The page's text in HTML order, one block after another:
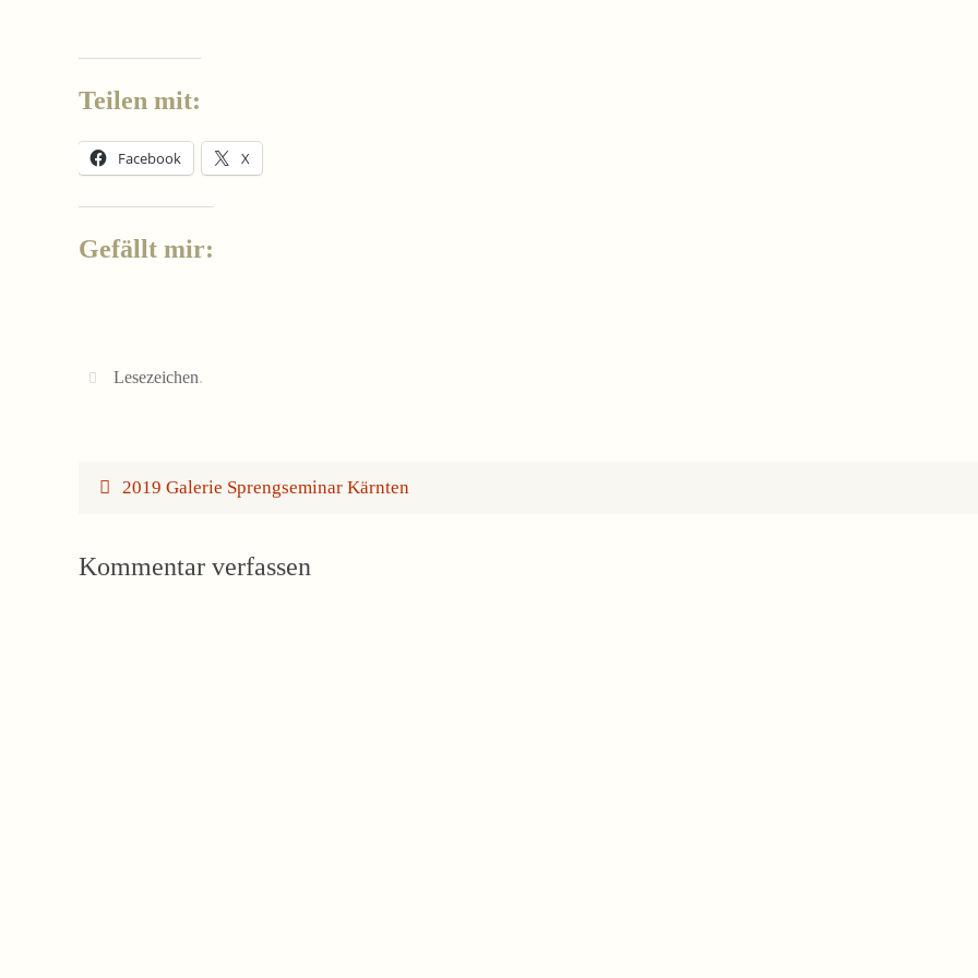
Teilen mit:
Facebook X
Gefällt mir:
Lesezeichen.
2019 Galerie Sprengseminar Kärnten
Kommentar verfassen